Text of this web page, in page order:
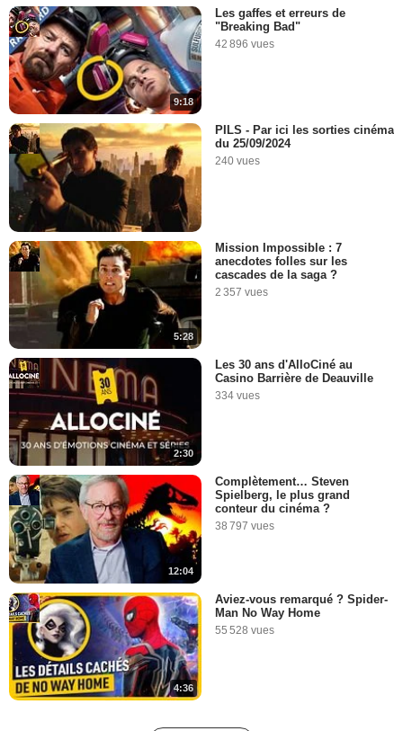
9:18
Les gaffes et erreurs de
"Breaking Bad"
42 896 vues
PILS - Par ici les sorties cinéma
du 25/09/2024
240 vues
5:28
Mission Impossible : 7
anecdotes folles sur les
cascades de la saga ?
2 357 vues
2:30
Les 30 ans d'AlloCiné au
Casino Barrière de Deauville
334 vues
12:04
Complètement… Steven
Spielberg, le plus grand
conteur du cinéma ?
38 797 vues
4:36
Aviez-vous remarqué ? Spider-
Man No Way Home
55 528 vues